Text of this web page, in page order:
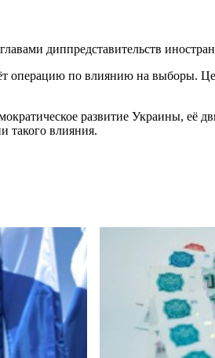
диппредставительств
операцию по влиянию на выборы.
развитие Украины, её
такого влияния.